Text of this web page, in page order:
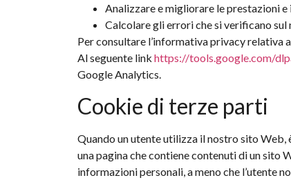
Analizzare e migliorare le prestazioni
Calcolare gli errori che si verificano
Per consultare l’informativa privacy relativa
Al seguente link https://tools.google.com/
Google Analytics.
Cookie di terze parti
Quando un utente utilizza il nostro sito Web,
una pagina che contiene contenuti di un sito
informazioni personali, a meno che l’utente